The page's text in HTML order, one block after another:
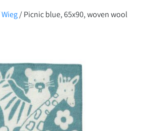
Wieg/Picnic blue, 65x90, woven wool